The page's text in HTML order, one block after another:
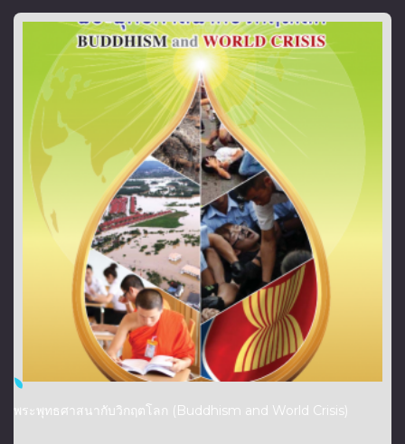
พระพุทธศาสนากับวิกฤตโลก (Buddhism and World Crisis)